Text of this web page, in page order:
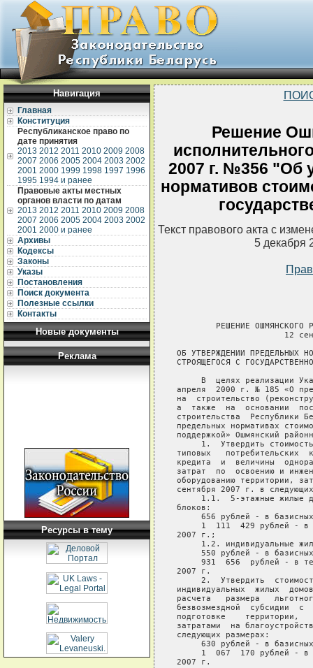
Навигация
Главная
Конституция
Республиканское право по
дате принятия
2013 2012 2011 2010 2009 2008
2007 2006 2005 2004 2003 2002
2001 2000 1999 1998 1997 1996
1995 1994 и ранее
Правовые акты местных
органов власти по датам
2013 2012 2011 2010 2009 2008
2007 2006 2005 2004 2003 2002
2001 2000 и ранее
Архивы
Кодексы
Законы
Указы
Постановления
Поиск документа
Полезные ссылки
Контакты
Новые документы
Реклама
Ресурсы в тему
Решение
2007 г. №356 "Об
нормативов
Текст правового акта с
5 декабря
РЕШЕНИЕ ОШМЯНСКОГО
12
ОБ УТВЕРЖДЕНИИ ПРЕДЕЛЬНЫХ
СТРОЯЩЕГОСЯ С
В  целях реализации
апреля  2000 г. № 185 «О
на  строительство
а  также  на  основании
строительства
предельных нормативах
поддержкой» Ошмянский
1.  Утвердить
типовых   потребительских
кредита  и  величины
затрат  по  освоению и
оборудованию территории,
сентября 2007 г. в
1.1.  5-этажные жилые
блоков:
656 рублей - в
1  111  429 рублей -
2007 г.;
1.2. индивидуальные
550 рублей - в
931  656  рублей - в
2007 г.
2.  Утвердить
индивидуальных  жилых
расчета   размера
безвозмездной  субсидии
подготовке    территории,
затратами  на
следующих размерах:
630 рублей - в
1  067  170 рублей -
2007 г.